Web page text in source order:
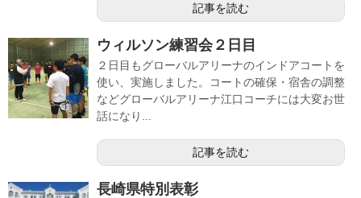
記事を読む
ウィルソン練習会２日目
２日目もグローバルアリーナのインドアコートを
使い、実施しました。コートの確保・宿舎の調整
などグローバルアリーナ江口コーチには大変お世
話になり...
記事を読む
長崎県特別表彰